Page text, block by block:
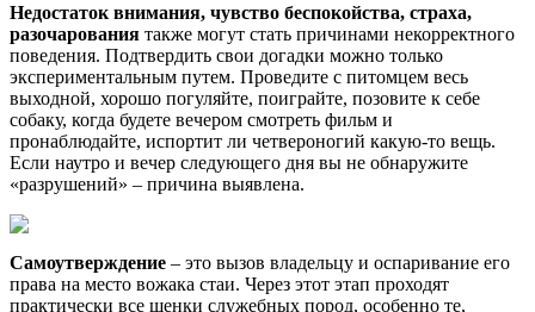
Недостаток внимания, чувство беспокойства, страха,
разочарования также могут стать причинами некорректного
поведения. Подтвердить свои догадки можно только
экспериментальным путем. Проведите с питомцем весь
выходной, хорошо погуляйте, поиграйте, позовите к себе
собаку, когда будете вечером смотреть фильм и
пронаблюдайте, испортит ли четвероногий какую-то вещь.
Если наутро и вечер следующего дня вы не обнаружите
«разрушений» – причина выявлена.
Самоутверждение – это вызов владельцу и оспаривание его
права на место вожака стаи. Через этот этап проходят
практически все щенки служебных пород, особенно те,